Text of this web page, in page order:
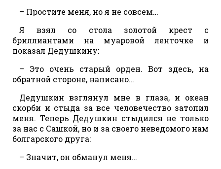
– Простите меня, но я не совсем…
Я взял со стола золотой крест с
бриллиантами на муаровой ленточке и
показал Дедушкину:
– Это очень старый орден. Вот здесь, на
обратной стороне, написано…
Дедушкин взглянул мне в глаза, и океан
скорби и стыда за все человечество затопил
меня. Теперь Дедушкин стыдился не только
за нас с Сашкой, но и за своего неведомого нам
болгарского друга:
– Значит, он обманул меня…